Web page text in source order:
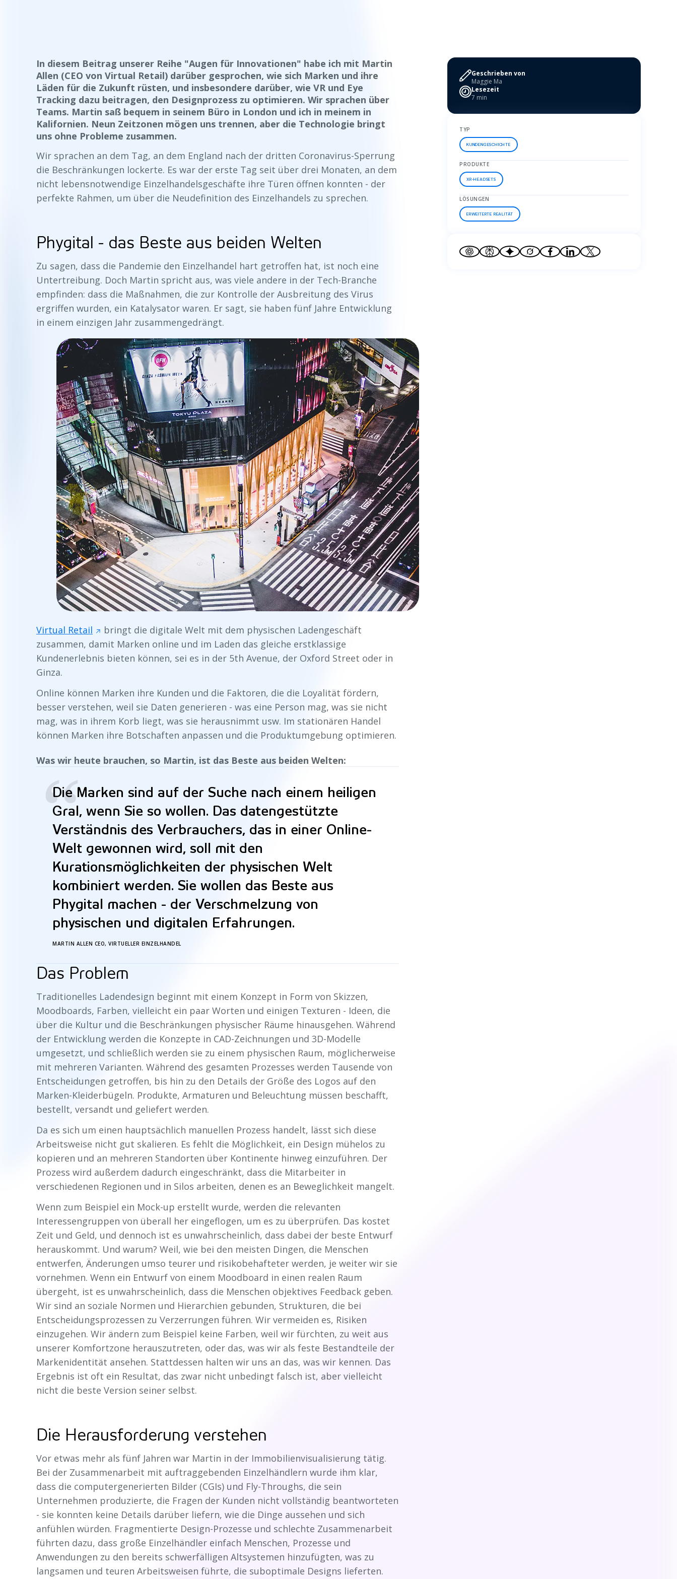
In diesem Beitrag unserer Reihe "Augen für Innovationen" habe ich mit Martin
Allen (CEO von Virtual Retail) darüber gesprochen, wie sich Marken und ihre
Läden für die Zukunft rüsten, und insbesondere darüber, wie VR und Eye
Tracking dazu beitragen, den Designprozess zu optimieren. Wir sprachen über
Teams. Martin saß bequem in seinem Büro in London und ich in meinem in
Kalifornien. Neun Zeitzonen mögen uns trennen, aber die Technologie bringt
uns ohne Probleme zusammen.
Wir sprachen an dem Tag, an dem England nach der dritten Coronavirus-Sperrung
die Beschränkungen lockerte. Es war der erste Tag seit über drei Monaten, an dem
nicht lebensnotwendige Einzelhandelsgeschäfte ihre Türen öffnen konnten - der
perfekte Rahmen, um über die Neudefinition des Einzelhandels zu sprechen.
Phygital - das Beste aus beiden Welten
Zu sagen, dass die Pandemie den Einzelhandel hart getroffen hat, ist noch eine
Untertreibung. Doch Martin spricht aus, was viele andere in der Tech-Branche
empfinden: dass die Maßnahmen, die zur Kontrolle der Ausbreitung des Virus
ergriffen wurden, ein Katalysator waren. Er sagt, sie haben fünf Jahre Entwicklung
in einem einzigen Jahr zusammengedrängt.
Virtual Retail
bringt die digitale Welt mit dem physischen Ladengeschäft
zusammen, damit Marken online und im Laden das gleiche erstklassige
Kundenerlebnis bieten können, sei es in der 5th Avenue, der Oxford Street oder in
Ginza.
Online können Marken ihre Kunden und die Faktoren, die die Loyalität fördern,
besser verstehen, weil sie Daten generieren - was eine Person mag, was sie nicht
mag, was in ihrem Korb liegt, was sie herausnimmt usw. Im stationären Handel
können Marken ihre Botschaften anpassen und die Produktumgebung optimieren.
Was wir heute brauchen, so Martin, ist das Beste aus beiden Welten:
“
Die Marken sind auf der Suche nach einem heiligen
Gral, wenn Sie so wollen. Das datengestützte
Verständnis des Verbrauchers, das in einer Online-
Welt gewonnen wird, soll mit den
Kurationsmöglichkeiten der physischen Welt
kombiniert werden. Sie wollen das Beste aus
Phygital machen - der Verschmelzung von
physischen und digitalen Erfahrungen.
MARTIN ALLEN CEO, VIRTUELLER EINZELHANDEL
Das Problem
Traditionelles Ladendesign beginnt mit einem Konzept in Form von Skizzen,
Moodboards, Farben, vielleicht ein paar Worten und einigen Texturen - Ideen, die
über die Kultur und die Beschränkungen physischer Räume hinausgehen. Während
der Entwicklung werden die Konzepte in CAD-Zeichnungen und 3D-Modelle
umgesetzt, und schließlich werden sie zu einem physischen Raum, möglicherweise
mit mehreren Varianten. Während des gesamten Prozesses werden Tausende von
Entscheidungen getroffen, bis hin zu den Details der Größe des Logos auf den
Marken-Kleiderbügeln. Produkte, Armaturen und Beleuchtung müssen beschafft,
bestellt, versandt und geliefert werden.
Da es sich um einen hauptsächlich manuellen Prozess handelt, lässt sich diese
Arbeitsweise nicht gut skalieren. Es fehlt die Möglichkeit, ein Design mühelos zu
kopieren und an mehreren Standorten über Kontinente hinweg einzuführen. Der
Prozess wird außerdem dadurch eingeschränkt, dass die Mitarbeiter in
verschiedenen Regionen und in Silos arbeiten, denen es an Beweglichkeit mangelt.
Wenn zum Beispiel ein Mock-up erstellt wurde, werden die relevanten
Interessengruppen von überall her eingeflogen, um es zu überprüfen. Das kostet
Zeit und Geld, und dennoch ist es unwahrscheinlich, dass dabei der beste Entwurf
herauskommt. Und warum? Weil, wie bei den meisten Dingen, die Menschen
entwerfen, Änderungen umso teurer und risikobehafteter werden, je weiter wir sie
vornehmen. Wenn ein Entwurf von einem Moodboard in einen realen Raum
übergeht, ist es unwahrscheinlich, dass die Menschen objektives Feedback geben.
Wir sind an soziale Normen und Hierarchien gebunden, Strukturen, die bei
Entscheidungsprozessen zu Verzerrungen führen. Wir vermeiden es, Risiken
einzugehen. Wir ändern zum Beispiel keine Farben, weil wir fürchten, zu weit aus
unserer Komfortzone herauszutreten, oder das, was wir als feste Bestandteile der
Markenidentität ansehen. Stattdessen halten wir uns an das, was wir kennen. Das
Ergebnis ist oft ein Resultat, das zwar nicht unbedingt falsch ist, aber vielleicht
nicht die beste Version seiner selbst.
Die Herausforderung verstehen
Vor etwas mehr als fünf Jahren war Martin in der Immobilienvisualisierung tätig.
Bei der Zusammenarbeit mit auftraggebenden Einzelhändlern wurde ihm klar,
dass die computergenerierten Bilder (CGIs) und Fly-Throughs, die sein
Unternehmen produzierte, die Fragen der Kunden nicht vollständig beantworteten
- sie konnten keine Details darüber liefern, wie die Dinge aussehen und sich
anfühlen würden. Fragmentierte Design-Prozesse und schlechte Zusammenarbeit
führten dazu, dass große Einzelhändler einfach Menschen, Prozesse und
Anwendungen zu den bereits schwerfälligen Altsystemen hinzufügten, was zu
langsamen und teuren Arbeitsweisen führte, die suboptimale Designs lieferten.
Geschrieben von
Maggie Ma
Lesezeit
7 min
TYP
KUNDENGESCHICHTE
PRODUKTE
XR-HEADSETS
LÖSUNGEN
ERWEITERTE REALITÄT